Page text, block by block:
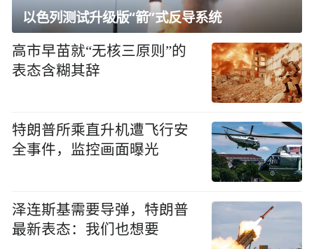
以色列测试升级版“箭”式反导系统
高市早苗就“无核三原则”的
表态含糊其辞
特朗普所乘直升机遭飞行安
全事件，监控画面曝光
泽连斯基需要导弹，特朗普
最新表态：我们也想要